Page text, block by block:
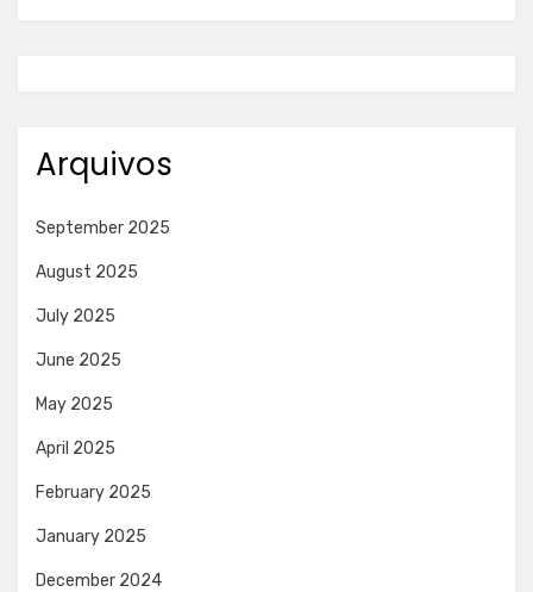
Arquivos
September 2025
August 2025
July 2025
June 2025
May 2025
April 2025
February 2025
January 2025
December 2024